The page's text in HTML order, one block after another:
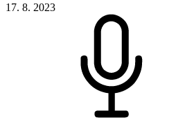
17. 8. 2023